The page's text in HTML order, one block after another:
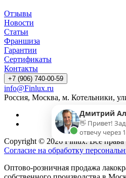
Отзывы
Новости
Статьи
Франшиза
Гарантии
Сертификаты
Контакты
+7 (906) 740-00-59
info@Finlux.ru
Россия, Москва, м. Котельники,
Copyright © 2026 Finlux. Все
Согласие на обработку
Оптово-розничная продажа
Дмитрий
👋 Привет!
отвечу через